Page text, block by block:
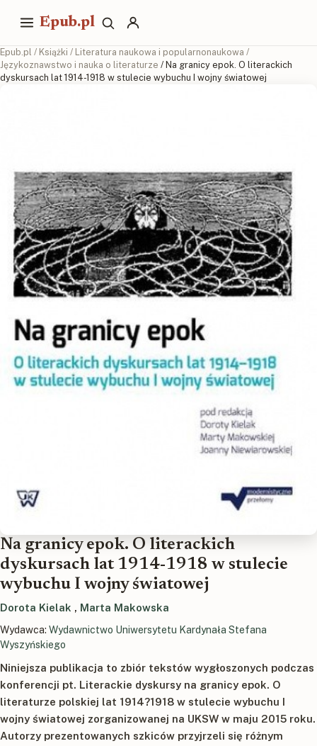
Epub.pl
Epub.pl / Książki / Literatura naukowa i popularnonaukowa /
Językoznawstwo i nauka o literaturze / Na granicy epok. O literackich
dyskursach lat 1914-1918 w stulecie wybuchu I wojny światowej
Na granicy epok. O literackich
dyskursach lat 1914-1918 w stulecie
wybuchu I wojny światowej
Dorota Kielak , Marta Makowska
Wydawca: Wydawnictwo Uniwersytetu Kardynała Stefana
Wyszyńskiego
Niniejsza publikacja to zbiór tekstów wygłoszonych podczas
konferencji pt. Literackie dyskursy na granicy epok. O
literaturze polskiej lat 1914?1918 w stulecie wybuchu I
wojny światowej zorganizowanej na UKSW w maju 2015 roku.
Autorzy prezentowanych szkiców przyjrzeli się różnym